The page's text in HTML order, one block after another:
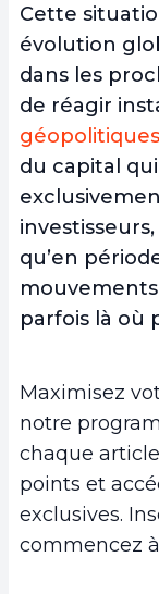
Cette
évolution
dans les
de réagir
géopolitiques
du capital
qu’en
parfois là où
Maximisez
notre
chaque
points et
exclusives.
commencez